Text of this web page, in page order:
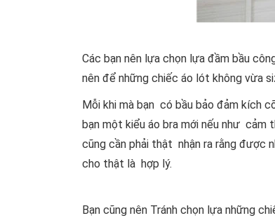
Các bạn nên lựa chọn lựa đầm bầu
nên để những chiếc áo lót không vừa
Mỗi khi mà bạn có bầu bảo đảm kích
bạn một kiểu áo bra mới nếu như cảm
cũng cần phải thật nhận ra rằng được
cho thật là hợp lý.
Bạn cũng nên Tránh chọn lựa những